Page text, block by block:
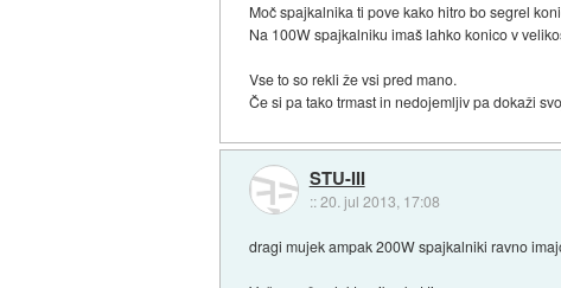
Moč spajkalnika ti pove kako hitro bo segrel
Na 100W spajkalniku imaš lahko konico v
Vse to so rekli že vsi pred mano.
Če si pa tako trmast in nedojemljiv pa dokaži
STU-III
::20. jul 2013, 17:08
dragi mujek ampak 200W spajkalniki ravno